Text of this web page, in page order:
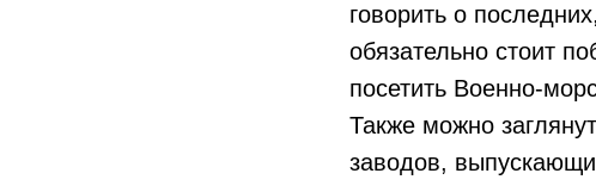
говорить о
обязательно стоит
посетить Военно-
Также можно
заводов,